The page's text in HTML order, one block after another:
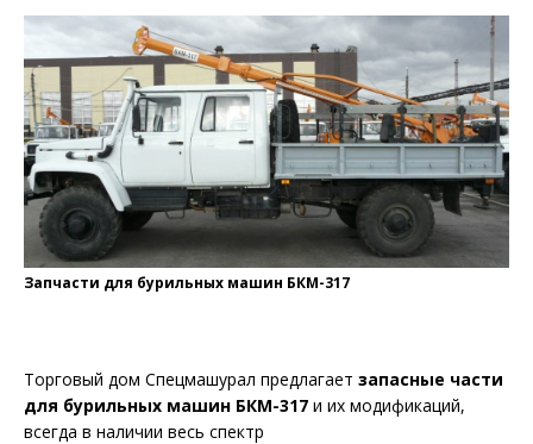
Запчасти для бурильных машин БКМ-317
Торговый дом Спецмашурал предлагает запасные части
для бурильных машин БКМ-317 и их модификаций,
всегда в наличии весь спектр